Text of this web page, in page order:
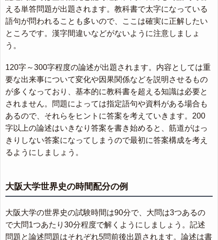
える単答問題が出題されます。教科書で太字になっている
語句が問われることも多いので、ここは確実に正解したい
ところです。漢字間違いなどがないように注意しましょ
う。
120字～300字程度の論述が出題されます。内容としては重
要な出来事について変化や因果関係などを説明させるもの
が多くなっており、基本的に教科書を超える知識は必要と
されません。問題によっては指定語句や資料がある場合も
あるので、それらをヒントに答案を考えていきます。200
字以上の論述はいきなり答案を書き始めると、筋道がはっ
きりしない答案になってしまうので最初に答案構成を考え
るようにしましょう。
大阪大学世界史の時間配分の例
大阪大学の世界史の試験時間は90分で、大問は3つあるの
で大問1つあたり30分程度で解くようにしましょう。記述
問題と論述問題はそれぞれ5問前後出題されます。論述は書